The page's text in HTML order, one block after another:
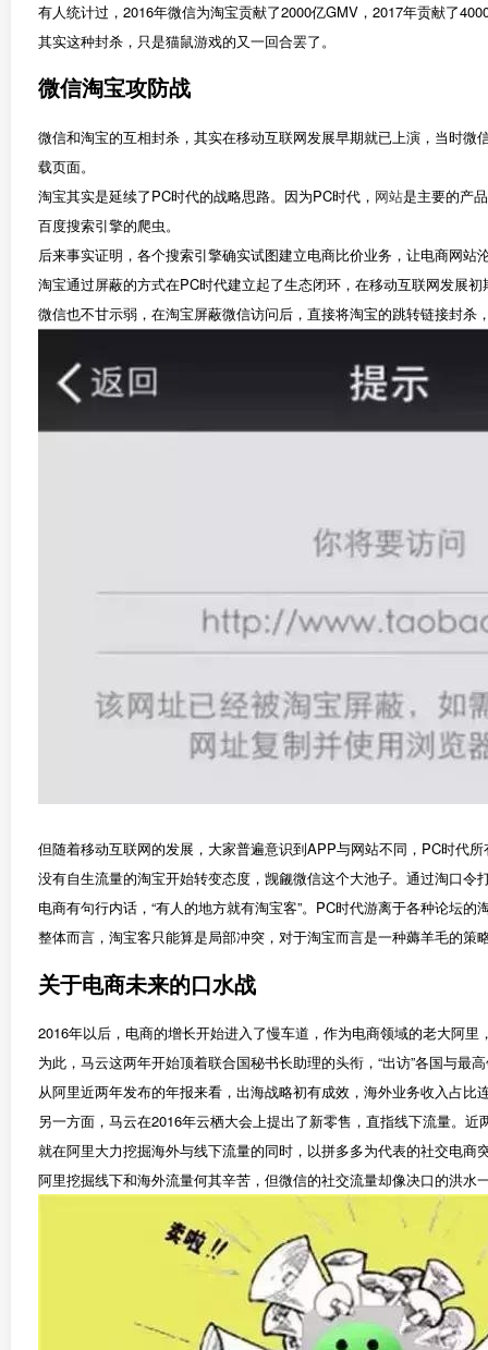
有人统计过，2016年微信为淘宝贡献了2000亿GMV，2017年贡献了
其实这种封杀，只是猫鼠游戏的又一回合罢了。
微信淘宝攻防战
微信和淘宝的互相封杀，其实在移动互联网发展早期就已上演，当时
载页面。
淘宝其实是延续了PC时代的战略思路。因为PC时代， 网站是主要的产
百度搜索引擎的爬虫。
后来事实证明，各个搜索引擎确实试图建立电商比价业务，让电商网
淘宝通过屏蔽的方式在PC时代建立起了生态闭环，在移动互联网发展
微信也不甘示弱，在淘宝屏蔽微信访问后，直接将淘宝的跳转链接封
但随着移动互联网的发展，大家普遍意识到APP与网站不同，PC时代
没有自生流量的淘宝开始转变态度，觊觎微信这个大池子。通过淘口
电商有句行内话，“有人的地方就有淘宝客”。PC时代游离于各种论坛
整体而言，淘宝客只能算是局部冲突，对于淘宝而言是一种薅羊毛的
关于电商未来的口水战
2016年以后，电商的增长开始进入了慢车道，作为电商领域的老大阿
为此，马云这两年开始顶着联合国秘书长助理的头衔，“出访”各国与
从阿里近两年发布的年报来看，出海战略初有成效，海外业务收入占
另一方面，马云在2016年云栖大会上提出了新零售，直指线下流量。
就在阿里大力挖掘海外与线下流量的同时，以拼多多为代表的社交电
阿里挖掘线下和海外流量何其辛苦，但微信的社交流量却像决口的洪